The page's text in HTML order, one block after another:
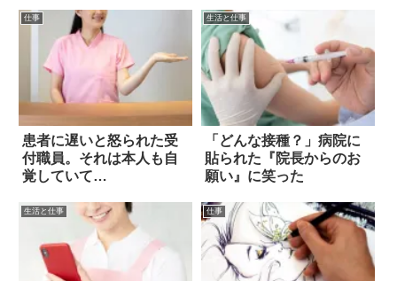
仕事
患者に遅いと怒られた受
付職員。それは本人も自
覚していて…
生活と仕事
「どんな接種？」病院に
貼られた『院長からのお
願い』に笑った
生活と仕事 仕事